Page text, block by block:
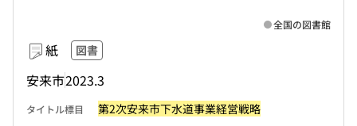
紙 図書
安来市2023.3
全国の図書館
タイトル標目 第2次安来市下水道事業経営戦略